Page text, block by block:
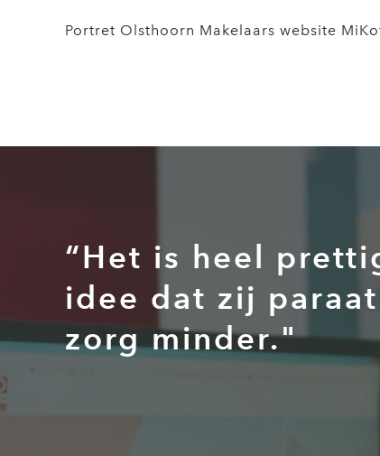
Portret Olsthoorn Makelaars website
“Het is heel
idee dat zij
zorg minder."